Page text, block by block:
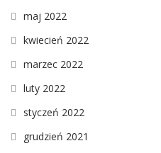
maj 2022
kwiecień 2022
marzec 2022
luty 2022
styczeń 2022
grudzień 2021